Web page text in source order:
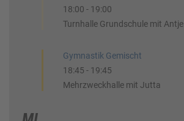
18:00 - 19:00
Turnhalle Grundschule mit Antje
Gymnastik Gemischt
18:45 - 19:45
Mehrzweckhalle mit Jutta